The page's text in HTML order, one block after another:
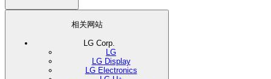
相关网站
LG Corp.
LG
LG Display
LG Electronics